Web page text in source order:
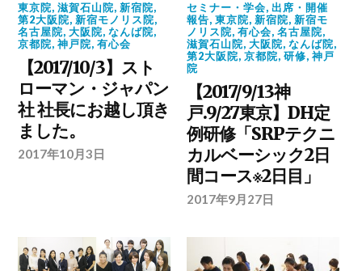
東京院,滋賀石山院,新宿院,
第2大阪院,新宿モノリス院,
名古屋院,大阪院,なんば院,
京都院,神戸院,有心会
【2017/10/3】スト
ローマン・ジャパン
社 社長にお越し頂き
ました。
2017年10月3日
セミナー・学会,出席・開催
報告,東京院,新宿院,新宿モ
ノリス院,有心会,名古屋院,
滋賀石山院,大阪院,なんば院,
第2大阪院,京都院,研修,神戸
院
【2017/9/13神
戸.9/27東京】DH定
例研修「SRPテクニ
カルベーシック2日
間コース※2日目」
2017年9月27日